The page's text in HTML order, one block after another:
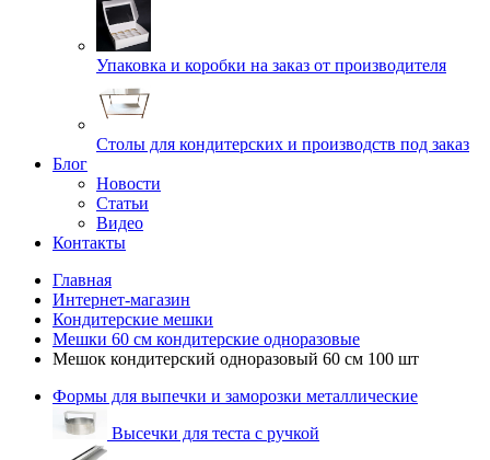
Упаковка и коробки на заказ от производителя
Cтолы для кондитерских и производств под заказ
Блог
Новости
Статьи
Видео
Контакты
Главная
Интернет-магазин
Кондитерские мешки
Мешки 60 см кондитерские одноразовые
Мешок кондитерский одноразовый 60 см 100 шт
Формы для выпечки и заморозки металлические
Высечки для теста с ручкой